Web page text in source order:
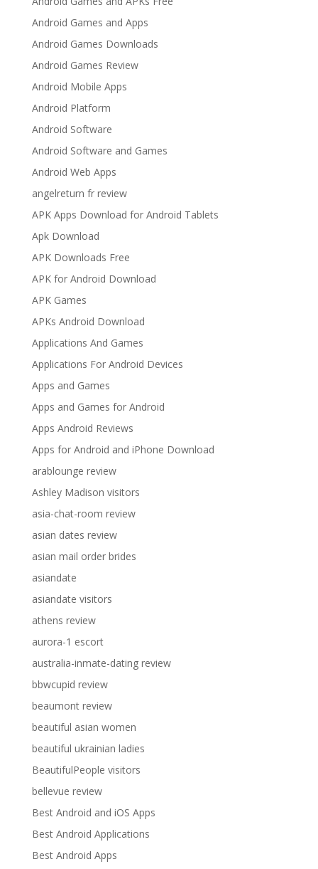
Android Games and Apps
Android Games Downloads
Android Games Review
Android Mobile Apps
Android Platform
Android Software
Android Software and Games
Android Web Apps
angelreturn fr review
APK Apps Download for Android Tablets
Apk Download
APK Downloads Free
APK for Android Download
APK Games
APKs Android Download
Applications And Games
Applications For Android Devices
Apps and Games
Apps and Games for Android
Apps Android Reviews
Apps for Android and iPhone Download
arablounge review
Ashley Madison visitors
asia-chat-room review
asian dates review
asian mail order brides
asiandate
asiandate visitors
athens review
aurora-1 escort
australia-inmate-dating review
bbwcupid review
beaumont review
beautiful asian women
beautiful ukrainian ladies
BeautifulPeople visitors
bellevue review
Best Android and iOS Apps
Best Android Applications
Best Android Apps